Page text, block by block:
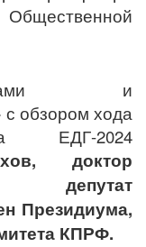
Общественной
и
с обзором хода
ЕДГ-2024
доктор
депутат
Президиума,
КПРФ.